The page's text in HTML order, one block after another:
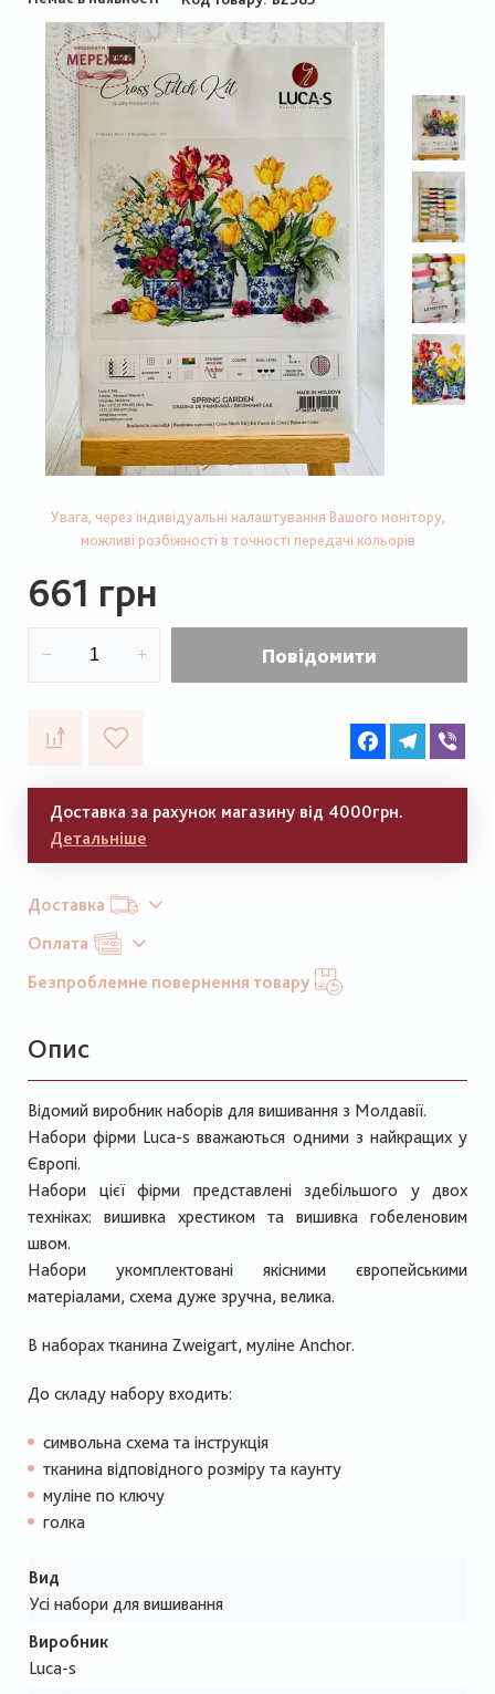
Увага, через індивідуальні налаштування Вашого монітору,
можливі розбіжності в точності передачі кольорів
661 грн
Повідомити
FacebookTelegram
Доставка за рахунок магазину від 4000грн.
Детальніше
Доставка
Оплата
Безпроблемне повернення товару
Опис
Відомий виробник наборів для вишивання з Молдавії.
Набори фірми Luca-s вважаються одними з найкращих у
Європі.
Набори цієї фірми представлені здебільшого у двох
техніках: вишивка хрестиком та вишивка гобеленовим
швом.
Набори укомплектовані якісними європейськими
матеріалами, схема дуже зручна, велика.
В наборах тканина Zweigart, муліне Anchor.
До складу набору входить:
символьна схема та інструкція
тканина відповідного розміру та каунту
муліне по ключу
голка
Вид
Усі набори для вишивання
Виробник
Luca-s